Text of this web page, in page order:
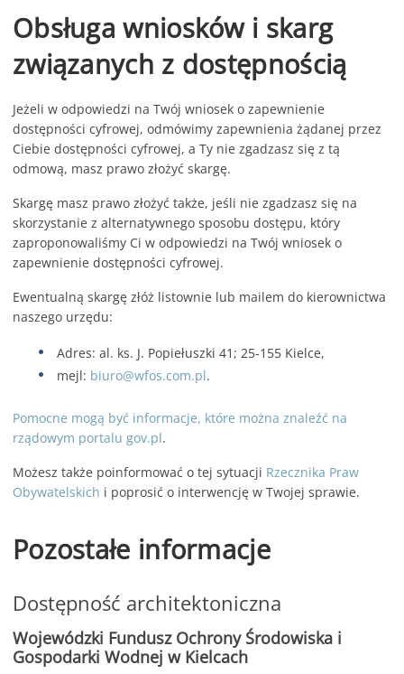
Obsługa wniosków i skarg
związanych z dostępnością
Jeżeli w odpowiedzi na Twój wniosek o zapewnienie
dostępności cyfrowej, odmówimy zapewnienia żądanej przez
Ciebie dostępności cyfrowej, a Ty nie zgadzasz się z tą
odmową, masz prawo złożyć skargę.
Skargę masz prawo złożyć także, jeśli nie zgadzasz się na
skorzystanie z alternatywnego sposobu dostępu, który
zaproponowaliśmy Ci w odpowiedzi na Twój wniosek o
zapewnienie dostępności cyfrowej.
Ewentualną skargę złóż listownie lub mailem do kierownictwa
naszego urzędu:
Adres: al. ks. J. Popiełuszki 41; 25-155 Kielce,
mejl: biuro@wfos.com.pl.
Pomocne mogą być informacje, które można znaleźć na
rządowym portalu gov.pl.
Możesz także poinformować o tej sytuacji Rzecznika Praw
Obywatelskich i poprosić o interwencję w Twojej sprawie.
Pozostałe informacje
Dostępność architektoniczna
Wojewódzki Fundusz Ochrony Środowiska i
Gospodarki Wodnej w Kielcach